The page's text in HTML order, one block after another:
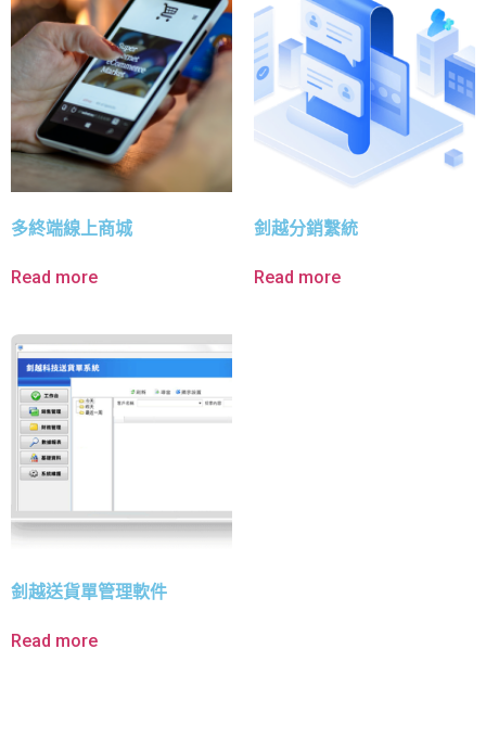
多終端線上商城
Read more
釗越分銷繫統
Read more
釗越送貨單管理軟件
Read more